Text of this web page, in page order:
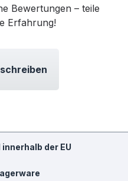
Bewertungen – teile
Erfahrung!
der EU